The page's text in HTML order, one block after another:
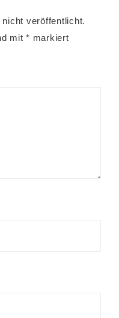
veröffentlicht.
mit * markiert